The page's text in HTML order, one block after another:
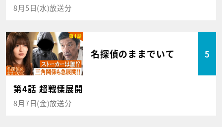
8月5日(水)放送分
名探偵のままでいて 5
第4話 超戦慄展開
8月7日(金)放送分